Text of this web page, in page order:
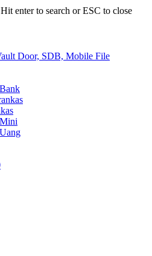
Hit enter to search or ESC to close
Door, SDB, Mobile File